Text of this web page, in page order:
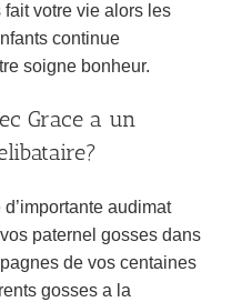
votre vie alors les
continue
soigne bonheur.
Grace a un
audimat
paternel gosses dans
de vos centaines
gosses a la